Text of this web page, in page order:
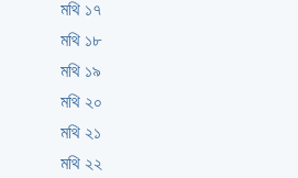
মথি ১৭
মথি ১৮
মথি ১৯
মথি ২০
মথি ২১
মথি ২২